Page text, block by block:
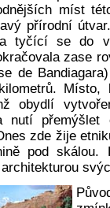
míst
přírodní
tyčící se do
zase
de
Místo,
obydlí
nutí přemýšlet
zde žije
pod skálou.